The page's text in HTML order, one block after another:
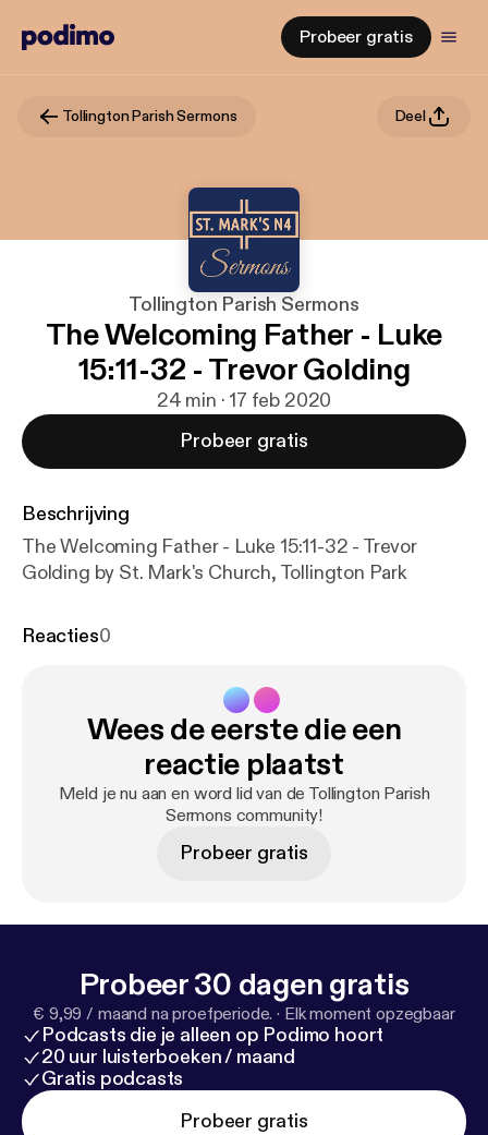
Probeer gratis
Tollington Parish Sermons Deel
Tollington Parish Sermons
The Welcoming Father - Luke
15:11-32 - Trevor Golding
24 min · 17 feb 2020
Probeer gratis
Beschrijving
The Welcoming Father - Luke 15:11-32 - Trevor
Golding by St. Mark's Church, Tollington Park
Reacties0
Wees de eerste die een
reactie plaatst
Meld je nu aan en word lid van de Tollington Parish
Sermons community!
Probeer gratis
Probeer 30 dagen gratis
€ 9,99 / maand na proefperiode. · Elk moment opzegbaar
Podcasts die je alleen op Podimo hoort
20 uur luisterboeken / maand
Gratis podcasts
Probeer gratis